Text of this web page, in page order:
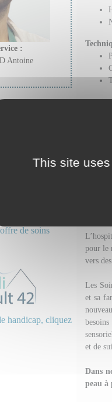
:
Antoine
02/2026
de soins
handicap, cliquez
pour le
vers
Les
et sa
et de
Dans
peau à
This site